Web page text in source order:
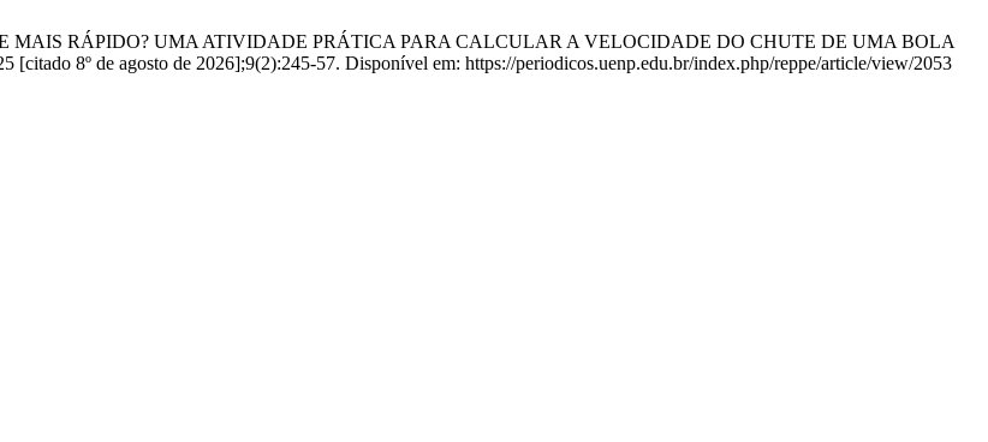
MAIS RÁPIDO? UMA ATIVIDADE PRÁTICA PARA CALCULAR A VELOCIDADE DO CHUTE DE UMA BOLA
8º de agosto de 2026];9(2):245-57. Disponível em: https://periodicos.uenp.edu.br/index.php/reppe/article/view/2053